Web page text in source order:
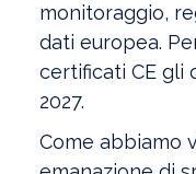
monitoraggio,
dati europea.
certificati CE gli
2027.
Come abbiamo